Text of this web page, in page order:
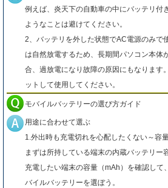
例えば、炎天下の自動車の中にバッテリ付
ようなことは避けてください。
2、バッテリを外した状態でAC電源のみで
は自然放電するため、長期間パソコン本体
合、過放電になり故障の原因にもなります
ットして使用してください。
モバイルバッテリーの選び方ガイド
用途に合わせて選ぶ
1.外出時も充電切れを心配したくない～容
まずは所持している端末の内蔵バッテリー
充電したい端末の容量（mAh）を確認して
バイルバッテリーを選ぼう。